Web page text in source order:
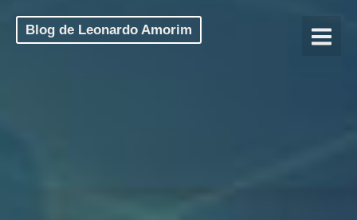
Blog de Leonardo Amorim